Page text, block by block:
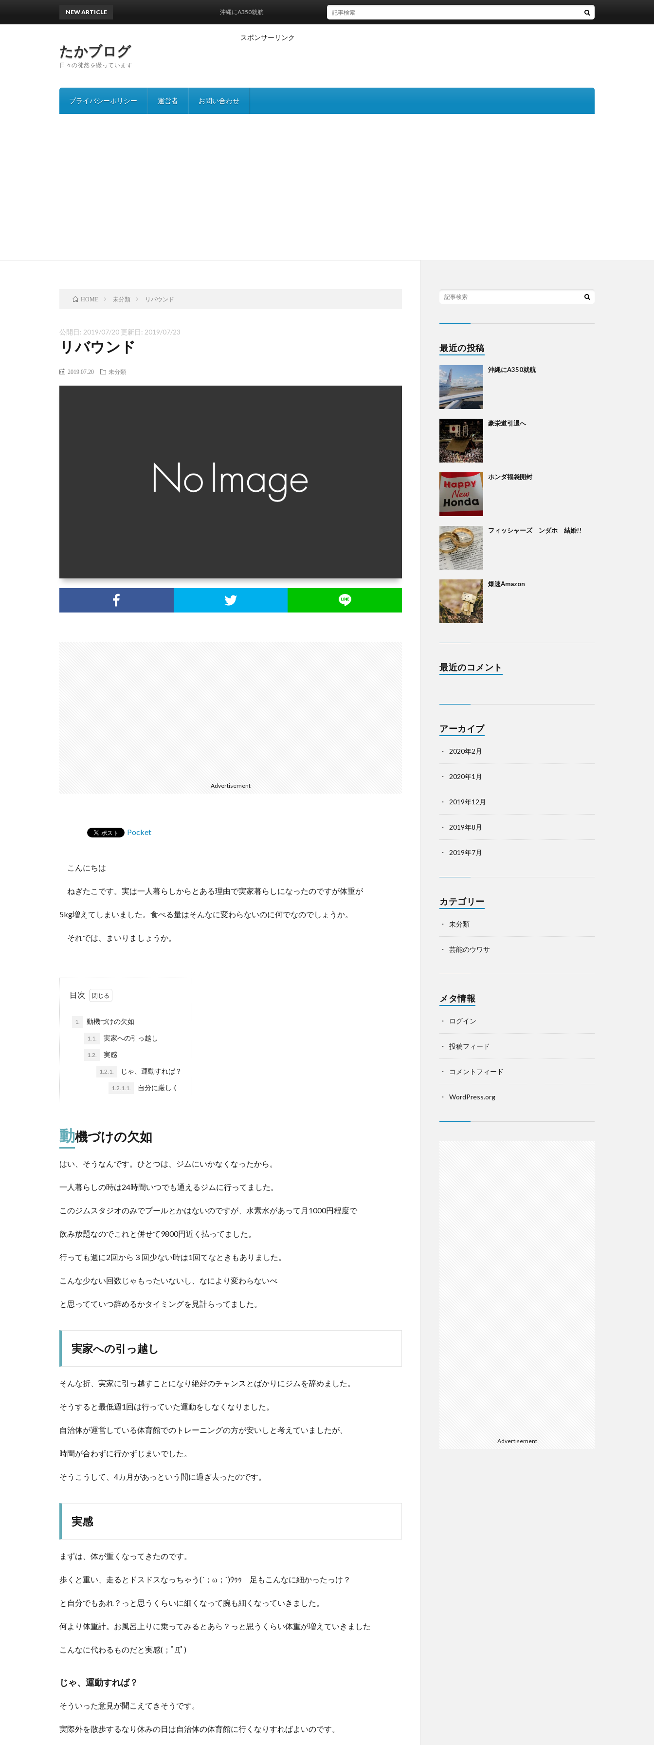
たかブログ
日々の徒然を綴っています
スポンサーリンク
プライバシーポリシー 運営者 お問い合わせ
NEW ARTICLE 沖縄にA350就航
HOME 未分類 リバウンド
公開日: 2019/07/20 更新日: 2019/07/23
リバウンド
2019.07.20 未分類
Advertisement
Pocket
こんにちは
ねぎたこです。実は一人暮らしからとある理由で実家暮らしになったのですが体重が
5kg増えてしまいました。食べる量はそんなに変わらないのに何でなのでしょうか。
それでは、まいりましょうか。
目次
1. 動機づけの欠如
1.1. 実家への引っ越し
1.2. 実感
1.2.1. じゃ、運動すれば？
1.2.1.1. 自分に厳しく
動機づけの欠如
はい、そうなんです。ひとつは、ジムにいかなくなったから。
一人暮らしの時は24時間いつでも通えるジムに行ってました。
このジムスタジオのみでプールとかはないのですが、水素水があって月1000円程度で
飲み放題なのでこれと併せて9800円近く払ってました。
行っても週に2回から３回少ない時は1回てなときもありました。
こんな少ない回数じゃもったいないし、なにより変わらないべ
と思ってていつ辞めるかタイミングを見計らってました。
実家への引っ越し
そんな折、実家に引っ越すことになり絶好のチャンスとばかりにジムを辞めました。
そうすると最低週1回は行っていた運動をしなくなりました。
自治体が運営している体育館でのトレーニングの方が安いしと考えていましたが、
時間が合わずに行かずじまいでした。
そうこうして、4カ月があっという間に過ぎ去ったのです。
実感
まずは、体が重くなってきたのです。
歩くと重い、走るとドスドスなっちゃう(´；ω；`)ｳｩｩ 足もこんなに細かったっけ？
と自分でもあれ？っと思うくらいに細くなって腕も細くなっていきました。
何より体重計。お風呂上りに乗ってみるとあら？っと思うくらい体重が増えていきました
こんなに代わるものだと実感(；ﾟДﾟ)
じゃ、運動すれば？
そういった意見が聞こえてきそうです。
実際外を散歩するなり休みの日は自治体の体育館に行くなりすればよいのです。
最近の投稿
沖縄にA350就航
豪栄道引退へ
ホンダ福袋開封
フィッシャーズ ンダホ 結婚!!
爆速Amazon
最近のコメント
アーカイブ
2020年2月
2020年1月
2019年12月
2019年8月
2019年7月
カテゴリー
未分類
芸能のウワサ
メタ情報
ログイン
投稿フィード
コメントフィード
WordPress.org
Advertisement